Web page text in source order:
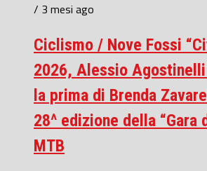
/ 3 mesi ago
Ciclismo / Nove Fossi
2026, Alessio
la prima di Brenda
28^ edizione della “Gara
MTB